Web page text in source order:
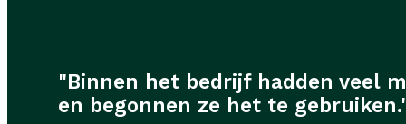
"Binnen het bedrijf hadden veel
en begonnen ze het te